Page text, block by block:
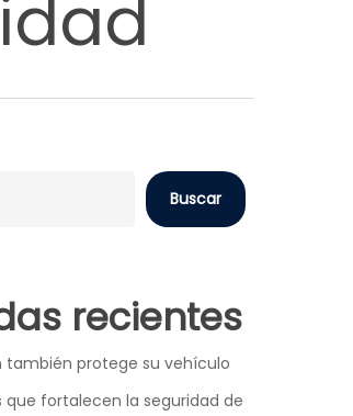
Buscar
recientes
también protege su vehículo
que fortalecen la seguridad de